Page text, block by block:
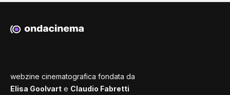
webzine cinematografica fondata da
Elisa Goolvart e Claudio Fabretti